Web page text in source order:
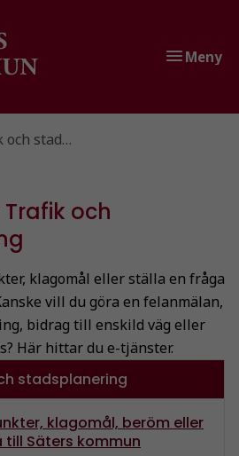
Meny
och stad…
och
klagomål eller ställa en fråga
vill du göra en felanmälan,
bidrag till enskild väg eller
Här hittar du e-tjänster.
stadsplanering
klagomål, beröm eller
till Säters kommun